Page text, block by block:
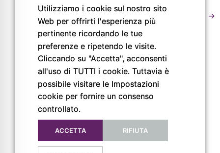
→
© Copyright 2026
Pigreco Srl Unipersonale
P. IVA: 02789840341
REA: PR-267093
Utilizziamo i cookie sul nostro sito
Web per offrirti l'esperienza più
pertinente ricordando le tue
preferenze e ripetendo le visite.
Cliccando su "Accetta", acconsenti
all'uso di TUTTI i cookie. Tuttavia è
possibile visitare le Impostazioni
cookie per fornire un consenso
controllato.
ACCETTA RIFIUTA